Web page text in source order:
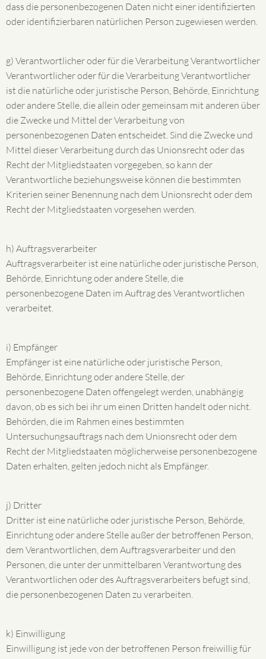
dass die personenbezogenen Daten nicht einer identifizierten
oder identifizierbaren natürlichen Person zugewiesen werden.
g) Verantwortlicher oder für die Verarbeitung Verantwortlicher
Verantwortlicher oder für die Verarbeitung Verantwortlicher
ist die natürliche oder juristische Person, Behörde, Einrichtung
oder andere Stelle, die allein oder gemeinsam mit anderen über
die Zwecke und Mittel der Verarbeitung von
personenbezogenen Daten entscheidet. Sind die Zwecke und
Mittel dieser Verarbeitung durch das Unionsrecht oder das
Recht der Mitgliedstaaten vorgegeben, so kann der
Verantwortliche beziehungsweise können die bestimmten
Kriterien seiner Benennung nach dem Unionsrecht oder dem
Recht der Mitgliedstaaten vorgesehen werden.
h) Auftragsverarbeiter
Auftragsverarbeiter ist eine natürliche oder juristische Person,
Behörde, Einrichtung oder andere Stelle, die
personenbezogene Daten im Auftrag des Verantwortlichen
verarbeitet.
i) Empfänger
Empfänger ist eine natürliche oder juristische Person,
Behörde, Einrichtung oder andere Stelle, der
personenbezogene Daten offengelegt werden, unabhängig
davon, ob es sich bei ihr um einen Dritten handelt oder nicht.
Behörden, die im Rahmen eines bestimmten
Untersuchungsauftrags nach dem Unionsrecht oder dem
Recht der Mitgliedstaaten möglicherweise personenbezogene
Daten erhalten, gelten jedoch nicht als Empfänger.
j) Dritter
Dritter ist eine natürliche oder juristische Person, Behörde,
Einrichtung oder andere Stelle außer der betroffenen Person,
dem Verantwortlichen, dem Auftragsverarbeiter und den
Personen, die unter der unmittelbaren Verantwortung des
Verantwortlichen oder des Auftragsverarbeiters befugt sind,
die personenbezogenen Daten zu verarbeiten.
k) Einwilligung
Einwilligung ist jede von der betroffenen Person freiwillig für